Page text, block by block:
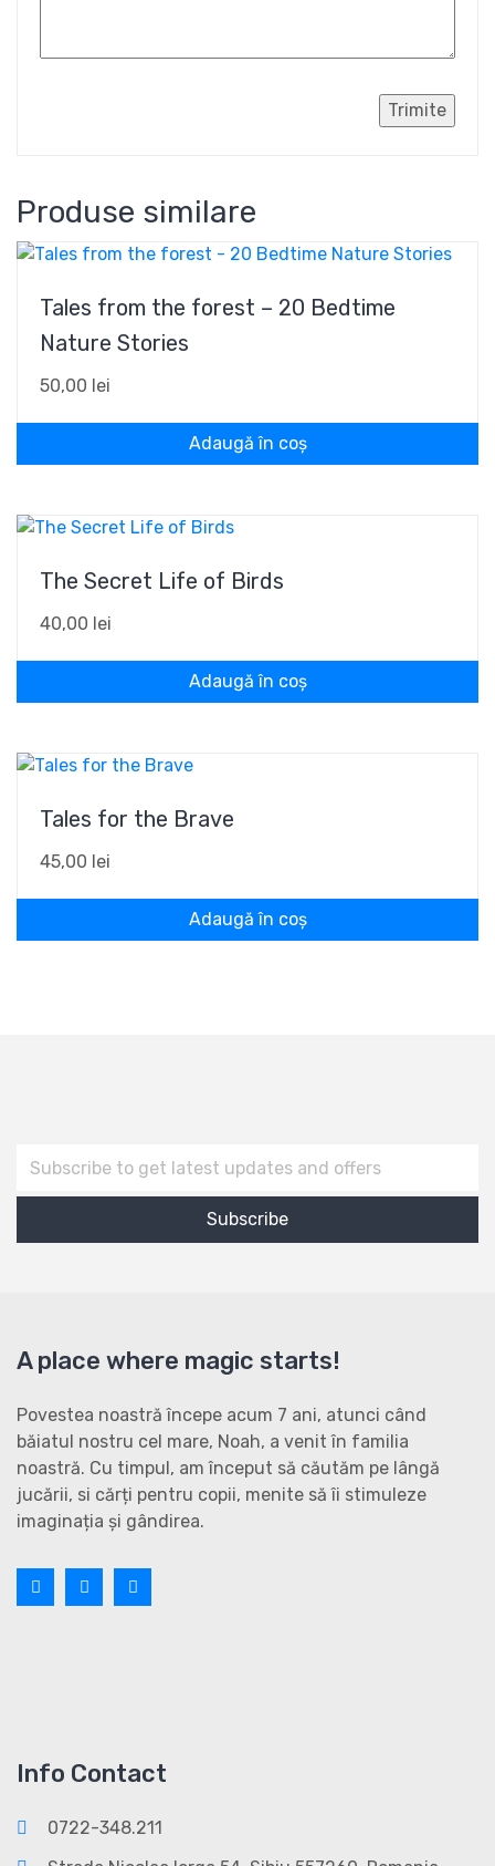
Produse similare
Tales from the forest – 20 Bedtime
Nature Stories
50,00 lei
Adaugă în coș
The Secret Life of Birds
40,00 lei
Adaugă în coș
Tales for the Brave
45,00 lei
Adaugă în coș
A place where magic starts!
Povestea noastră începe acum 7 ani, atunci când
băiatul nostru cel mare, Noah, a venit în familia
noastră. Cu timpul, am început să căutăm pe lângă
jucării, si cărți pentru copii, menite să îi stimuleze
imaginația și gândirea.
Info Contact
0722-348.211